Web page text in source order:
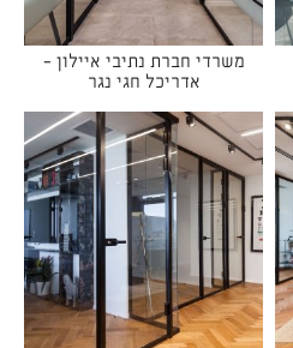
משרדי חברת נתיבי איילון -
אדריכל חגי נגר